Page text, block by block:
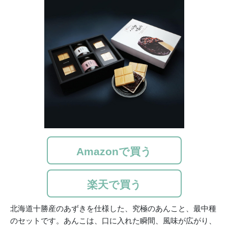
Amazonで買う
楽天で買う
北海道十勝産のあずきを仕様した、究極のあんこと、最中種
のセットです。あんこは、口に入れた瞬間、風味が広がり、